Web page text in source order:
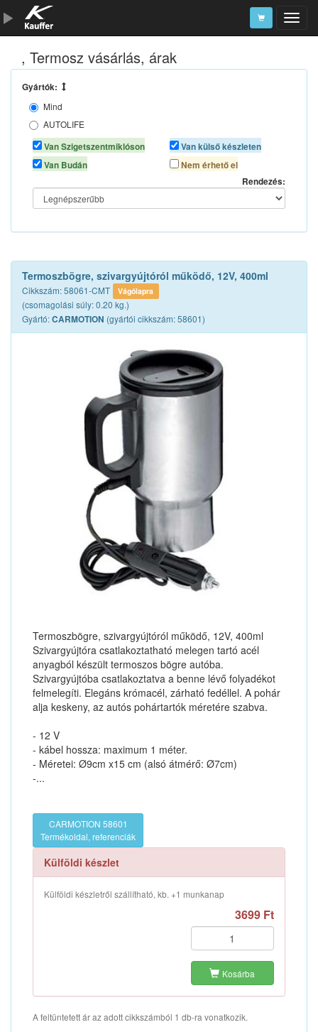
Szerszámkatalógus
Kosár
Alkatrészek
, Termosz vásárlás, árak
Gyártók:
Mind
AUTOLIFE
CARMOTION
Van Szigetszentmiklóson
Van Budán
Van külső készleten
Nem érhető el
Rendezés:
Termoszbögre, szivargyújtóról működő, 12V, 400ml
Cikkszám: 58061-CMT Vágólapra
(csomagolási súly: 0.20 kg.)
Gyártó:CARMOTION (gyártói cikkszám: 58601)
Termoszbögre, szivargyújtóról működő, 12V, 400ml
Szivargyújtóra csatlakoztatható melegen tartó acél
anyagból készült termoszos bögre autóba.
Szivargyújtóba csatlakoztatva a benne lévő folyadékot
felmelegíti. Elegáns krómacél, zárható fedéllel. A pohár
alja keskeny, az autós pohártartók méretére szabva.
- 12 V
- kábel hossza: maximum 1 méter.
- Méretei: Ø9cm x15 cm (alsó átmérő: Ø7cm)
-...
CARMOTION 58601
Termékoldal, referenciák
Külföldi készlet
Külföldi készletről szállítható, kb. +1 munkanap
3699 Ft
Kosárba
A feltüntetett ár az adott cikkszámból 1 db-ra vonatkozik.